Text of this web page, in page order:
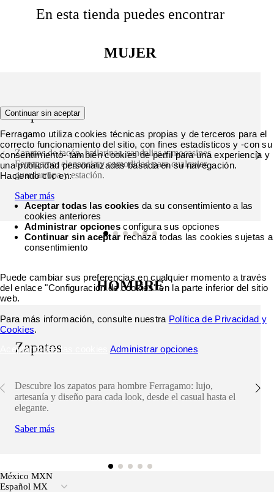
En esta tienda puedes encontrar
MUJER
Zapatos
Zapatos de tacón, bailarinas, sandalias y mocasines
Ferragamo: elegancia y comodidad para cualquier
guardarropa y estación.
Saber más
HOMBRE
Zapatos
Descubre los zapatos para hombre Ferragamo: lujo,
artesanía y diseño para cada look, desde el casual hasta el
elegante.
Saber más
México MXN
Español MX
Continuar sin aceptar
Ferragamo utiliza cookies técnicas propias y de terceros para el
correcto funcionamiento del sitio, con fines estadísticos y -con su
consentimiento- también cookies de perfil para una experiencia y
una publicidad personalizadas basada en su navegación.
Haciendo clic en:
Aceptar todas las cookies da su consentimiento a las
cookies anteriores
Administrar opciones configura sus opciones
Continuar sin aceptar rechaza todas las cookies sujetas a
consentimiento
Puede cambiar sus preferencias en cualquier momento a través
del enlace "Configuración de cookies" en la parte inferior del sitio
web.
Para más información, consulte nuestra Política de Privacidad y
Cookies.
Aceptar todas las cookies
Administrar opciones